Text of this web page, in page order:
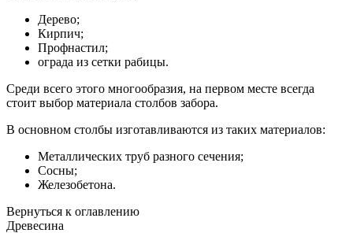
Дерево;
Кирпич;
Профнастил;
ограда из сетки рабицы.
Среди всего этого многообразия, на первом месте всегда
стоит выбор материала столбов забора.
В основном столбы изготавливаются из таких материалов:
Металлических труб разного сечения;
Сосны;
Железобетона.
Вернуться к оглавлению
Древесина